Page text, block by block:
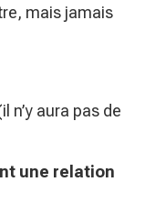
mais jamais
n’y aura pas de
une relation